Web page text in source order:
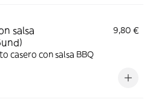
salsa
9,80 €
casero con salsa BBQ